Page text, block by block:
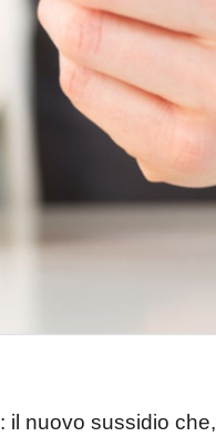
: il nuovo sussidio che,